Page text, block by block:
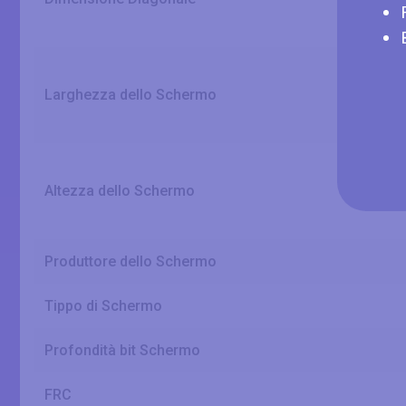
Larghezza dello Schermo
Altezza dello Schermo
Produttore dello Schermo
Tippo di Schermo
Profondità bit Schermo
FRC